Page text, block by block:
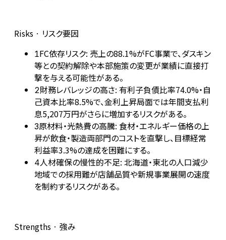
Risks · リスク要因
1FC依存リスク: 売上の88.1%がFC事業で、ダスキン
等との契約解除や本部施策の変更が業績に直接打
撃を与える可能性がある。
2財務レバレッジの高さ: 有利子負債比率74.0%・自
己資本比率8.5%で、金利上昇局面では年間支払利
息5,207万円がさらに増加するリスクがある。
3原材料・光熱費の高騰: 食材・エネルギー価格の上
昇が飲食・製造両部門のコストを直撃し、目標経常
利益率3.3%の達成を困難にする。
4人材確保の慢性的不足: 北海道・東北の人口減少
地域での採用難が店舗品質や新規事業展開の速度
を制約するリスクがある。
Strengths · 強み